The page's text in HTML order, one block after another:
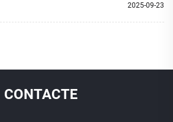
2025-09-23
CONTACTE